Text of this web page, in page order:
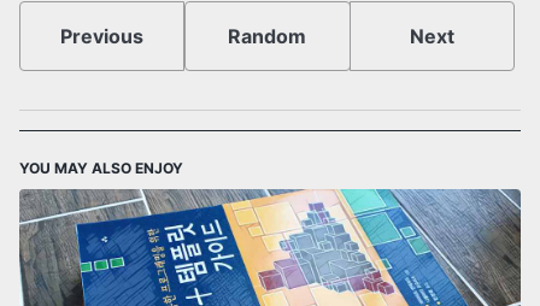
Previous Random Next
YOU MAY ALSO ENJOY